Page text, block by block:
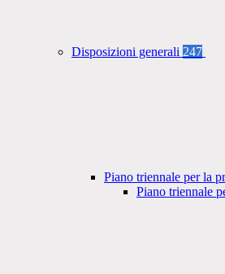
Disposizioni generali 247
Piano triennale per la
Piano triennale